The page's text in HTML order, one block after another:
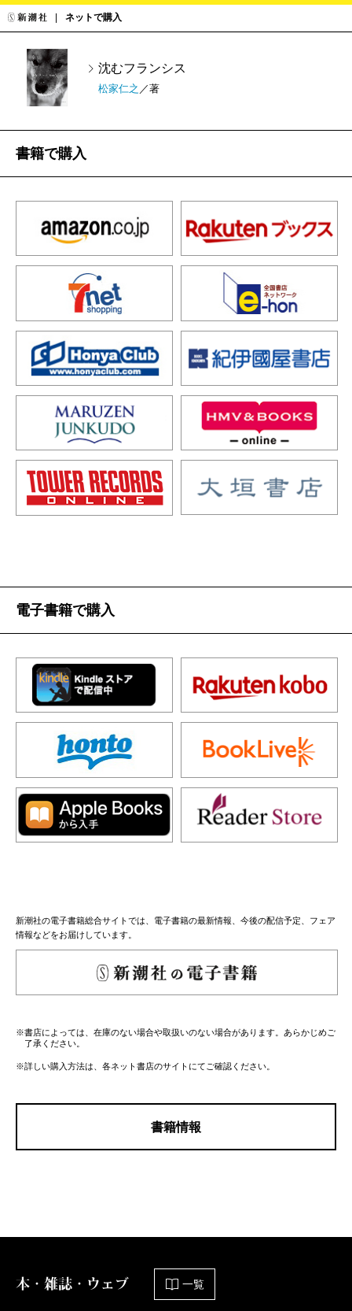
ネットで購入
沈むフランシス
松家仁之 ／著
書籍で購入
電子書籍で購入
新潮社の電子書籍総合サイトでは、電子書籍の最新情報、今後の配信予定、フェア
情報などをお届けしています。
※書店によっては、在庫のない場合や取扱いのない場合があります。あらかじめご
了承ください。
※詳しい購入方法は、各ネット書店のサイトにてご確認ください。
書籍情報
本・雑誌・ウェブ 一覧